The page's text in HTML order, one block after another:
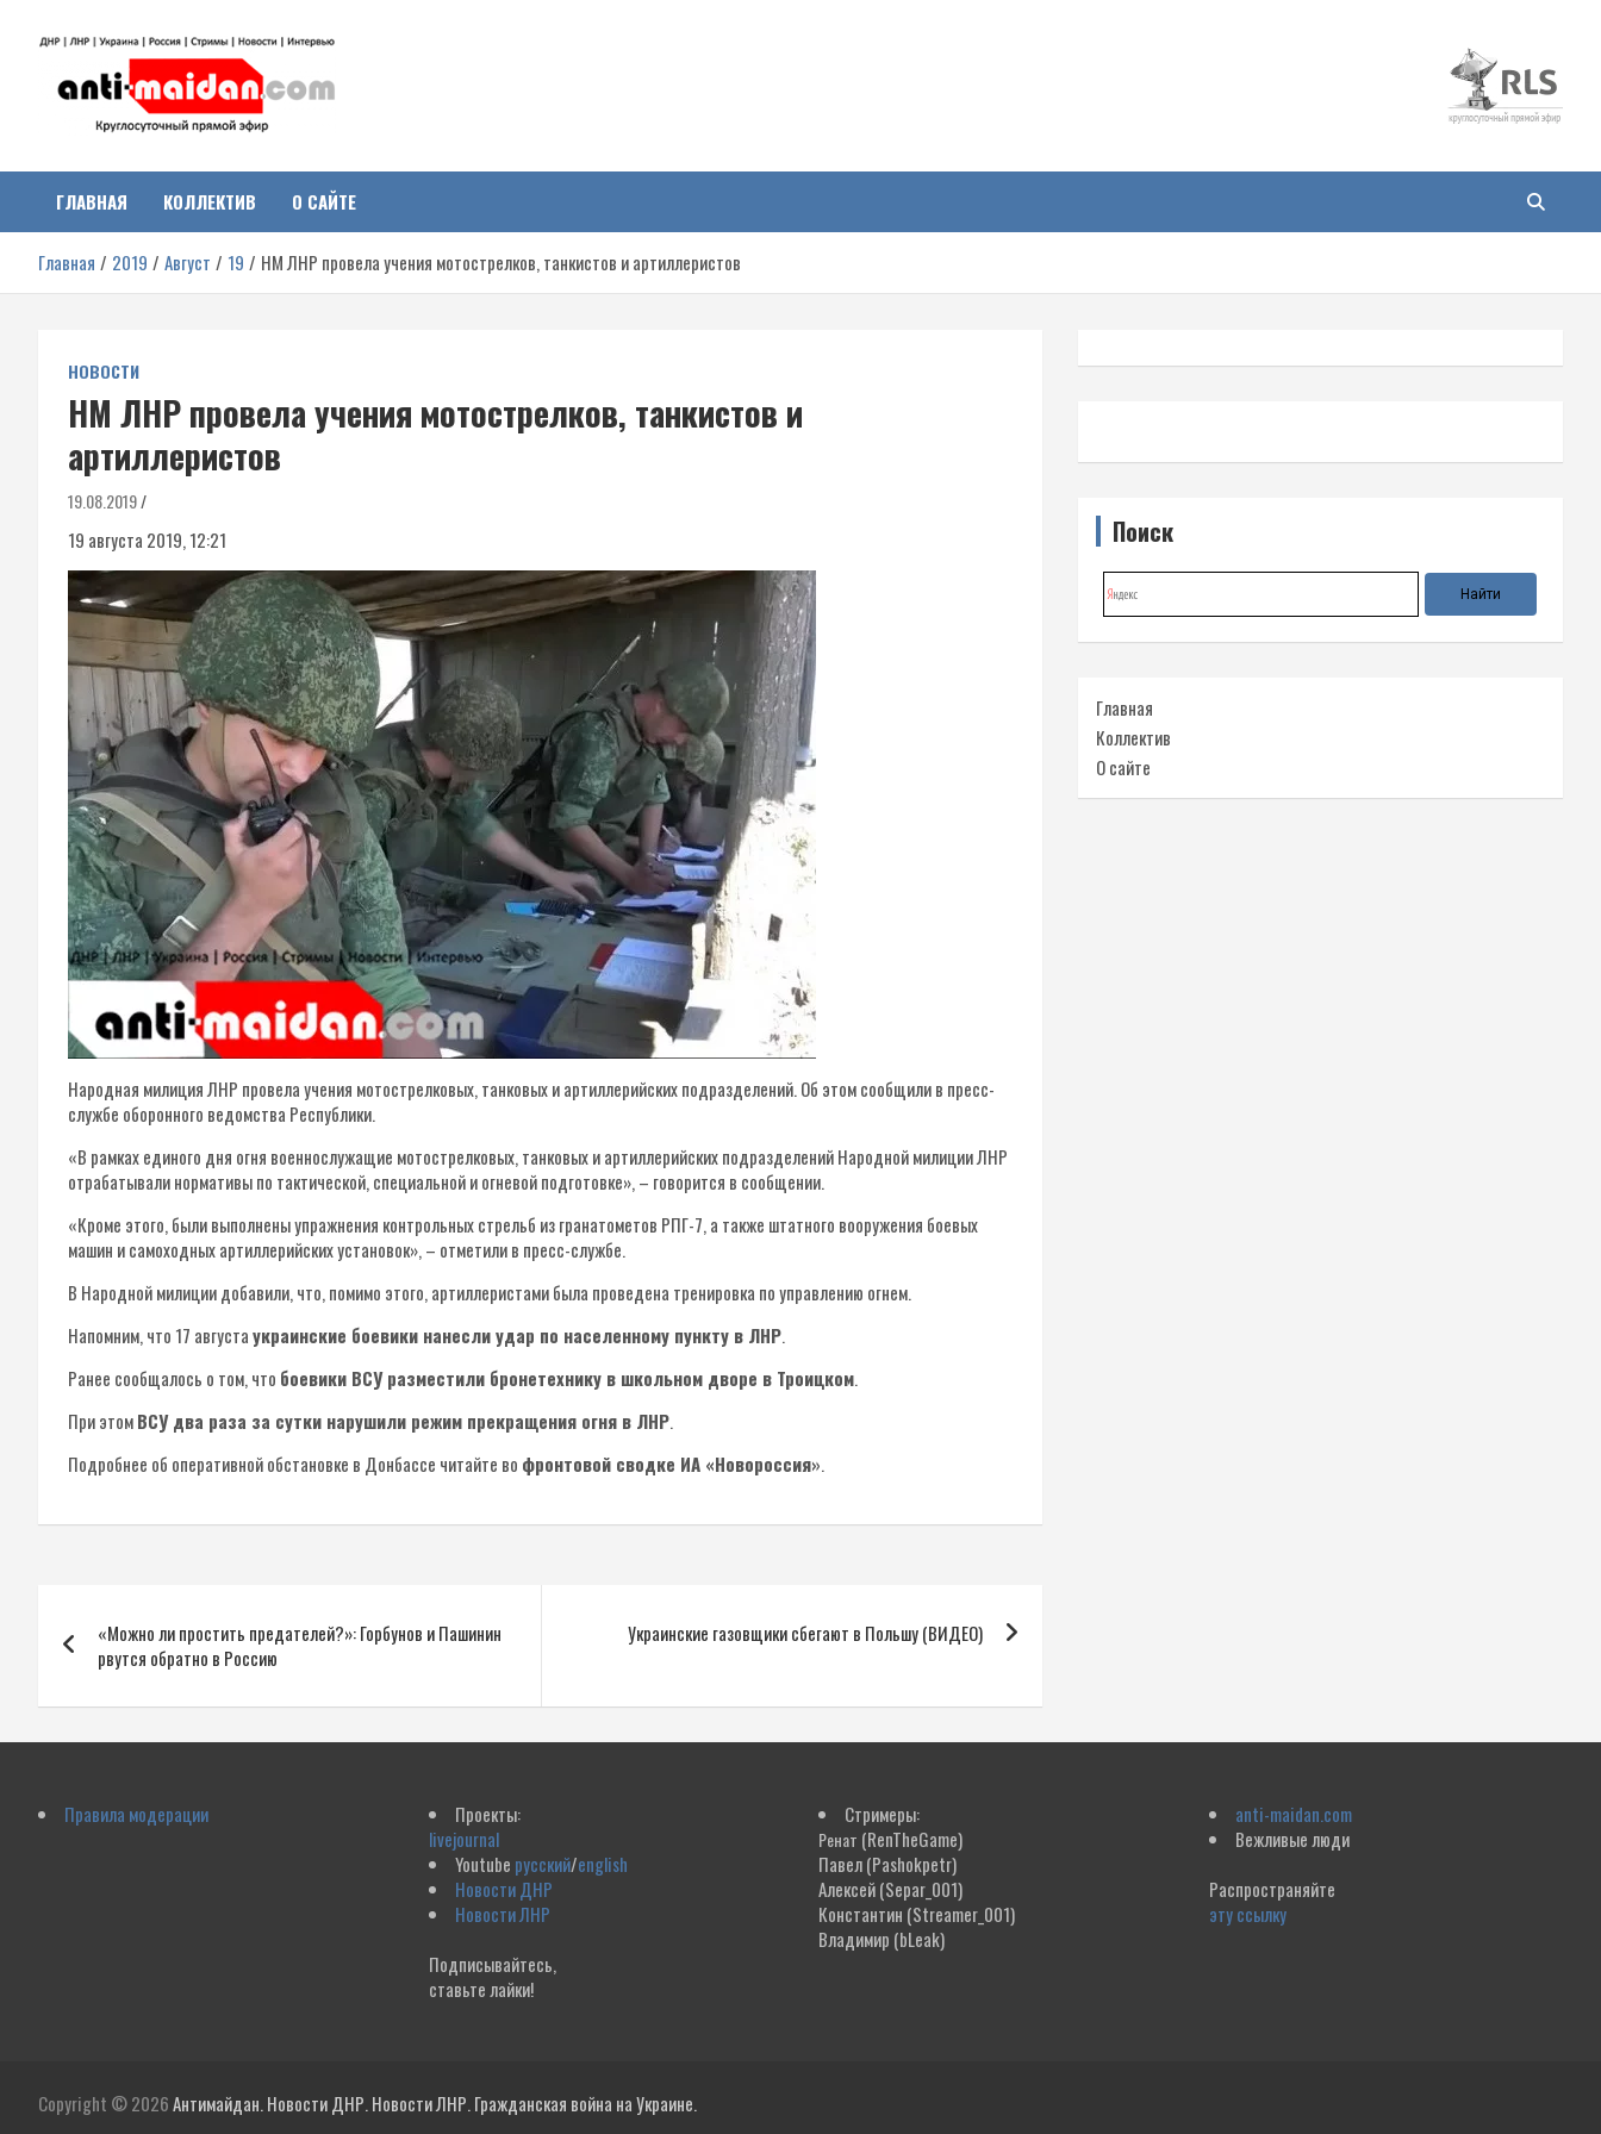
Антимайдан:
Гражданская война на
Украине
о гражданской войне на Украине, включая события в Новороссии,
ДНР, ЛНР и других регионах.
ГЛАВНАЯ КОЛЛЕКТИВ О САЙТЕ
Главная 2019 Август 19 НМ ЛНР провела учения мотострелков, танкистов и артиллеристов
НОВОСТИ
НМ ЛНР провела учения мотострелков, танкистов и
артиллеристов
19.08.2019
19 августа 2019, 12:21
Народная милиция ЛНР провела учения мотострелковых, танковых и артиллерийских подразделений. Об этом сообщили в пресс-
службе оборонного ведомства Республики.
«В рамках единого дня огня военнослужащие мотострелковых, танковых и артиллерийских подразделений Народной милиции ЛНР
отрабатывали нормативы по тактической, специальной и огневой подготовке», – говорится в сообщении.
«Кроме этого, были выполнены упражнения контрольных стрельб из гранатометов РПГ-7, а также штатного вооружения боевых
машин и самоходных артиллерийских установок», – отметили в пресс-службе.
В Народной милиции добавили, что, помимо этого, артиллеристами была проведена тренировка по управлению огнем.
Напомним, что 17 августаукраинские боевики нанесли удар по населенному пункту в ЛНР.
Ранее сообщалось о том, что боевики ВСУ разместили бронетехнику в школьном дворе в Троицком.
При этомВСУ два раза за сутки нарушили режим прекращения огня в ЛНР.
Подробнее об оперативной обстановке в Донбассе читайте во фронтовой сводке ИА «Новороссия».
по
записям
«Можно ли простить предателей?»: Горбунов и Пашинин
рвутся обратно в Россию
Украинские газовщики сбегают в Польшу (ВИДЕО)
Поиск
Главная
Коллектив
О сайте
Правила модерации
Проекты:
livejournal
Youtube русский/english
Новости ДНР
Новости ЛНР
Подписывайтесь,
ставьте лайки!
Стримеры:
Ренат (RenTheGame)
Павел(Pashokpetr)
Алексей(Separ_001)
Константин (Streamer_001)
Владимир (bLeak)
anti-maidan.com
Вежливые люди
Распространяйте
эту ссылку
Copyright © 2026Антимайдан. Новости ДНР. Новости ЛНР. Гражданская война на Украине.